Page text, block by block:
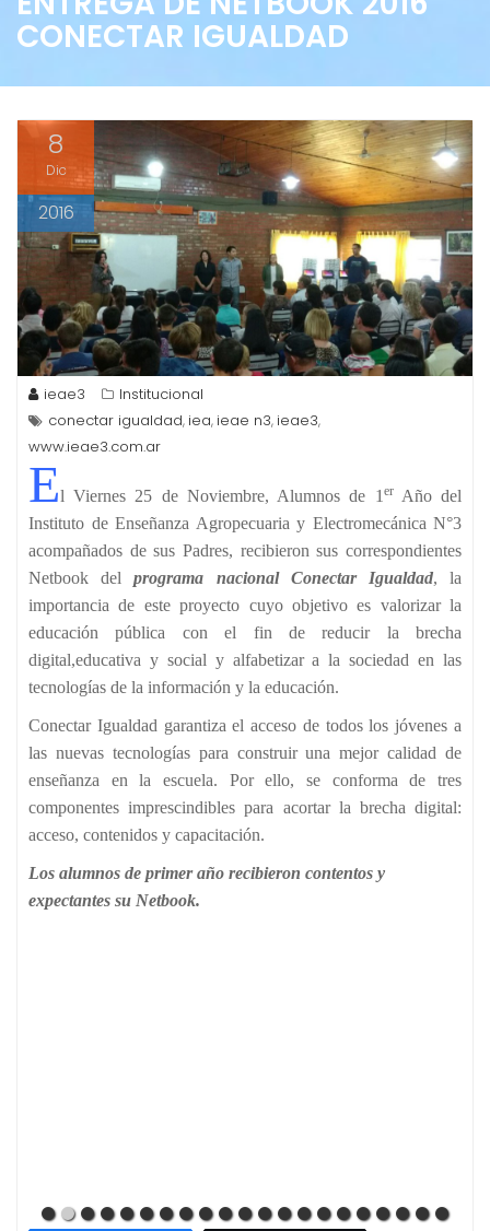
CONECTAR IGUALDAD
8
Dic
2016
ieae3
Institucional
conectar igualdad, iea, ieae n3, ieae3,
www.ieae3.com.ar
El Viernes 25 de Noviembre, Alumnos de 1 er Año del
Instituto de Enseñanza Agropecuaria y Electromecánica N°3
acompañados de sus Padres, recibieron sus correspondientes
Netbook delprograma nacional Conectar Igualdad, la
importancia de este proyecto cuyo objetivo es valorizar la
educación pública con el fin de reducir la brecha
digital,educativa y social y alfabetizar a la sociedad en las
tecnologías de la información y la educación.
Conectar Igualdad garantiza el acceso de todos los jóvenes a
las nuevas tecnologías para construir una mejor calidad de
enseñanza en la escuela. Por ello, se conforma de tres
componentes imprescindibles para acortar la brecha digital:
acceso, contenidos y capacitación.
Los alumnos de primer año recibieron contentos y
expectantes su Netbook.